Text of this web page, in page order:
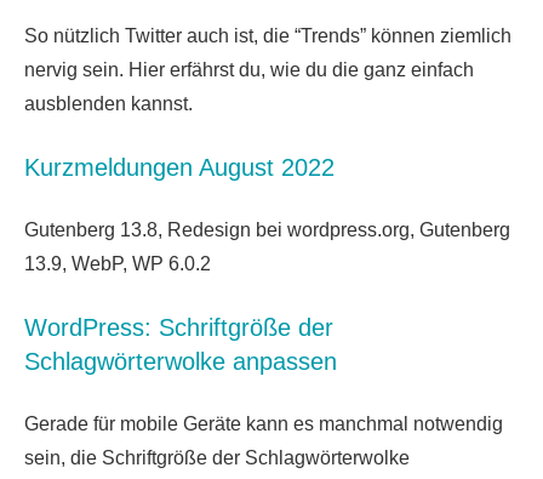
So nützlich Twitter auch ist, die “Trends” können ziemlich
nervig sein. Hier erfährst du, wie du die ganz einfach
ausblenden kannst.
Kurzmeldungen August 2022
Gutenberg 13.8, Redesign bei wordpress.org, Gutenberg
13.9, WebP, WP 6.0.2
WordPress: Schriftgröße der
Schlagwörterwolke anpassen
Gerade für mobile Geräte kann es manchmal notwendig
sein, die Schriftgröße der Schlagwörterwolke